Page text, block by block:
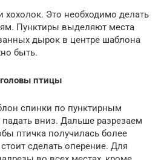
Это необходимо делать
Пунктиры выделяют места
дырок в центре шаблона
быть.
птицы
спинки по пунктирным
вниз. Дальше разрезаем
птичка получилась более
сделать оперение. Для